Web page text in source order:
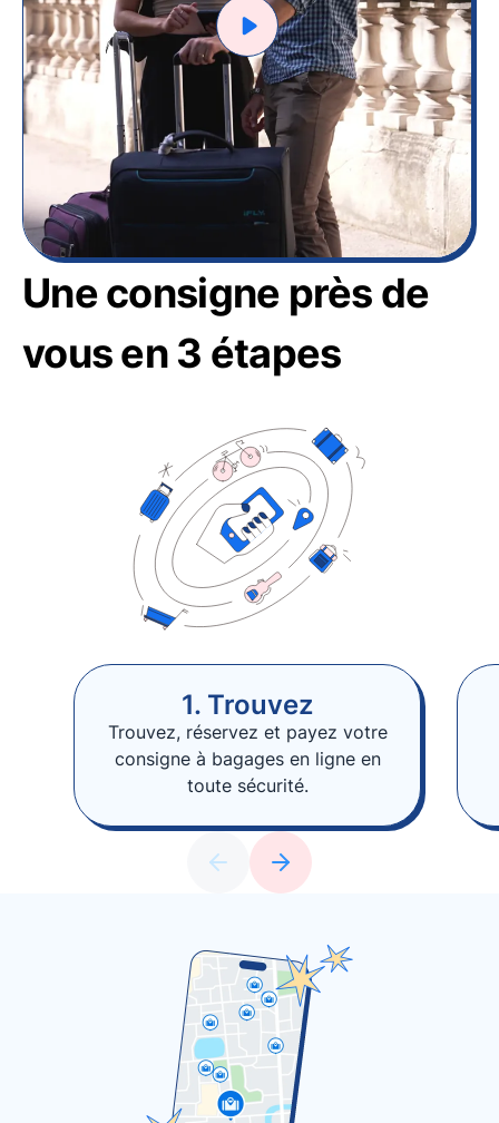
Une consigne près de
vous en 3 étapes
1. Trouvez
Trouvez, réservez et payez votre
consigne à bagages en ligne en
toute sécurité.